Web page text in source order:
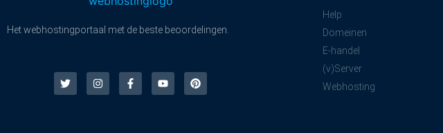
Het webhostingportaal met de beste beoordelingen.
Help
Domeinen
E-handel
(v)Server
Webhosting